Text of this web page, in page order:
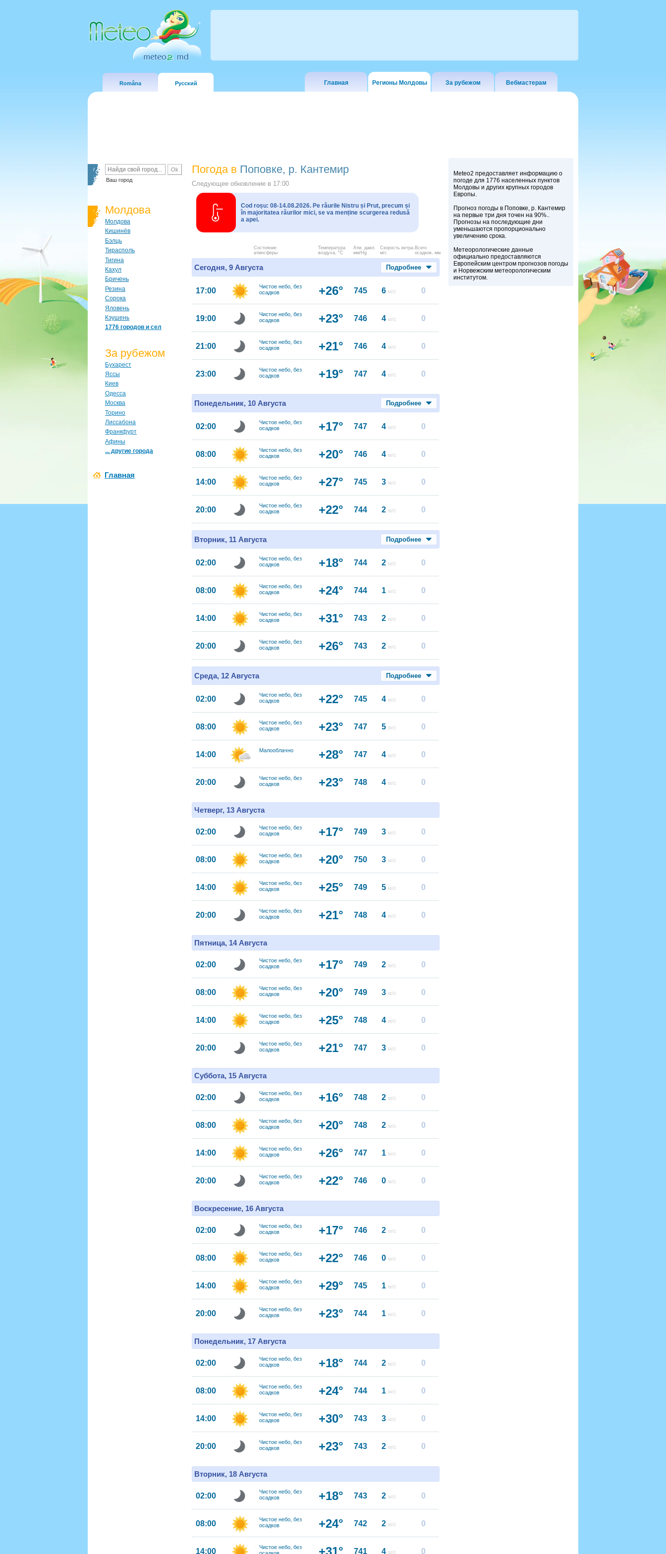
Româna Русский Главная Регионы Молдовы За рубежом Вебмастерам
Ваш город
Молдова
Молдова
Кишинёв
Бэлць
Тирасполь
Тигина
Кахул
Бричень
Резина
Сорока
Яловень
Кэушень
1776 городов и сел
За рубежом
Бухарест
Яссы
Киев
Одесса
Москва
Торино
Лиссабона
Франкфурт
Афины
... другие города
Главная
Погода в Поповке, р. Кантемир
Следующее обновление в 17:00
Cod roșu: 08-14.08.2026. Pe râurile Nistru și Prut, precum și
în majoritatea râurilor mici, se va menține scurgerea redusă
a apei.
Состояние
атмосферы
Температура
воздуха, °C
Атм. давл.
мм/Hg
Скорость ветра.
м/с
Всего
осадков, мм
Сегодня, 9 Августа Подробнее
17:00
Чистое небо, без
осадков
+26° 745 6 м/с 0
19:00
Чистое небо, без
осадков
+23° 746 4 м/с 0
21:00
Чистое небо, без
осадков
+21° 746 4 м/с 0
23:00
Чистое небо, без
осадков
+19° 747 4 м/с 0
Понедельник, 10 Августа Подробнее
02:00
Чистое небо, без
осадков
+17° 747 4 м/с 0
08:00
Чистое небо, без
осадков
+20° 746 4 м/с 0
14:00
Чистое небо, без
осадков
+27° 745 3 м/с 0
20:00
Чистое небо, без
осадков
+22° 744 2 м/с 0
Вторник, 11 Августа Подробнее
02:00
Чистое небо, без
осадков
+18° 744 2 м/с 0
08:00
Чистое небо, без
осадков
+24° 744 1 м/с 0
14:00
Чистое небо, без
осадков
+31° 743 2 м/с 0
20:00
Чистое небо, без
осадков
+26° 743 2 м/с 0
Среда, 12 Августа Подробнее
02:00
Чистое небо, без
осадков
+22° 745 4 м/с 0
08:00
Чистое небо, без
осадков
+23° 747 5 м/с 0
14:00 Малооблачно +28° 747 4 м/с 0
20:00
Чистое небо, без
осадков
+23° 748 4 м/с 0
Четверг, 13 Августа
02:00
Чистое небо, без
осадков
+17° 749 3 м/с 0
08:00
Чистое небо, без
осадков
+20° 750 3 м/с 0
14:00
Чистое небо, без
осадков
+25° 749 5 м/с 0
20:00
Чистое небо, без
осадков
+21° 748 4 м/с 0
Пятница, 14 Августа
02:00
Чистое небо, без
осадков
+17° 749 2 м/с 0
08:00
Чистое небо, без
осадков
+20° 749 3 м/с 0
14:00
Чистое небо, без
осадков
+25° 748 4 м/с 0
20:00
Чистое небо, без
осадков
+21° 747 3 м/с 0
Суббота, 15 Августа
02:00
Чистое небо, без
осадков
+16° 748 2 м/с 0
08:00
Чистое небо, без
осадков
+20° 748 2 м/с 0
14:00
Чистое небо, без
осадков
+26° 747 1 м/с 0
20:00
Чистое небо, без
осадков
+22° 746 0 м/с 0
Воскресение, 16 Августа
02:00
Чистое небо, без
осадков
+17° 746 2 м/с 0
08:00
Чистое небо, без
осадков
+22° 746 0 м/с 0
14:00
Чистое небо, без
осадков
+29° 745 1 м/с 0
20:00
Чистое небо, без
осадков
+23° 744 1 м/с 0
Понедельник, 17 Августа
02:00
Чистое небо, без
осадков
+18° 744 2 м/с 0
08:00
Чистое небо, без
осадков
+24° 744 1 м/с 0
14:00
Чистое небо, без
осадков
+30° 743 3 м/с 0
20:00
Чистое небо, без
осадков
+23° 743 2 м/с 0
Вторник, 18 Августа
02:00
Чистое небо, без
осадков
+18° 743 2 м/с 0
08:00
Чистое небо, без
осадков
+24° 742 2 м/с 0
14:00
Чистое небо, без
+31° 741 4 м/с 0
Meteo2 предоставляет информацию о
погоде для 1776 населенных пунктов
Молдовы и других крупных городов
Европы.
Прогноз погоды в Поповке, р. Кантемир
на первые три дня точен на 90%..
Прогнозы на последующие дни
уменьшаются пропорционально
увеличению срока.
Метеорологические данные
официально предоставляются
Европейским центром прогнозов погоды
и Норвежским метеорологическим
институтом.